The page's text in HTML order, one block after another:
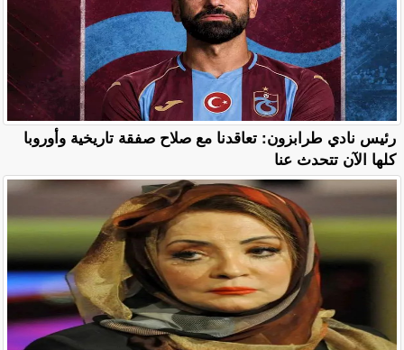
رئيس نادي طرابزون: تعاقدنا مع صلاح صفقة تاريخية وأوروبا
كلها الآن تتحدث عنا